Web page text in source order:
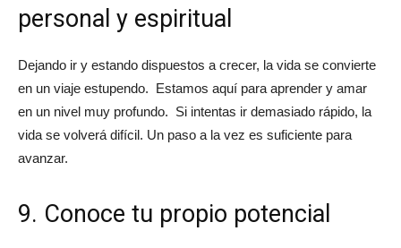
personal y espiritual
Dejando ir y estando dispuestos a crecer, la vida se convierte
en un viaje estupendo. Estamos aquí para aprender y amar
en un nivel muy profundo. Si intentas ir demasiado rápido, la
vida se volverá difícil. Un paso a la vez es suficiente para
avanzar.
9. Conoce tu propio potencial